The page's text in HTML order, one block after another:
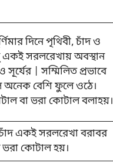
দিনে পৃথিবী, চাঁদ ও
একই সরলরেখায় অবস্থান
সূর্যের | সম্মিলিত প্রভাবে
বেশি ফুলে ওঠে।
বা ভরা কোটাল বলাহয়।
একই সরলরেখা বরাবর
কোটাল হয়।